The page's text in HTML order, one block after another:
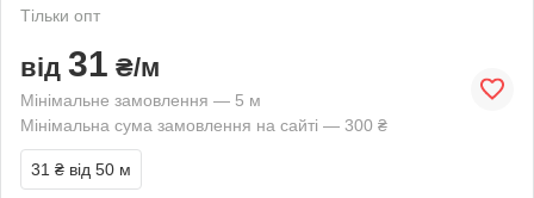
Тільки опт
від 31 ₴/м
Мінімальне замовлення — 5 м
Мінімальна сума замовлення на сайті — 300 ₴
31 ₴ від 50 м